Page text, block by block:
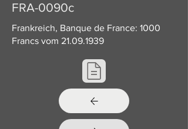
FRA-0090c
Frankreich, Banque de France: 1000
Francs vom 21.09.1939